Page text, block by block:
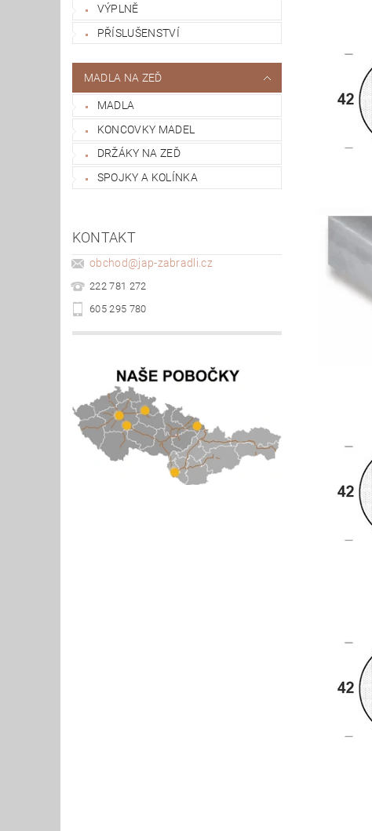
VÝPLNĚ
PŘÍSLUŠENSTVÍ
MADLA NA ZEĎ
MADLA
KONCOVKY MADEL
DRŽÁKY NA ZEĎ
SPOJKY A KOLÍNKA
KONTAKT
obchod@jap-zabradli.cz
222 781 272
605 295 780